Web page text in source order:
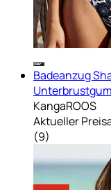
Badeanzug
KangaROOS
Aktueller Preis
(9)